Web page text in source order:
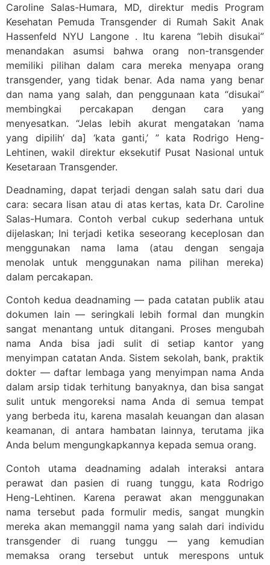
Caroline Salas-Humara, MD, direktur medis Program
Kesehatan Pemuda Transgender di Rumah Sakit Anak
Hassenfeld NYU Langone . Itu karena “lebih disukai”
menandakan asumsi bahwa orang non-transgender
memiliki pilihan dalam cara mereka menyapa orang
transgender, yang tidak benar. Ada nama yang benar
dan nama yang salah, dan penggunaan kata “disukai”
membingkai percakapan dengan cara yang
menyesatkan. “Jelas lebih akurat mengatakan ‘nama
yang dipilih’ da] ‘kata ganti,’ ” kata Rodrigo Heng-
Lehtinen, wakil direktur eksekutif Pusat Nasional untuk
Kesetaraan Transgender.
Deadnaming, dapat terjadi dengan salah satu dari dua
cara: secara lisan atau di atas kertas, kata Dr. Caroline
Salas-Humara. Contoh verbal cukup sederhana untuk
dijelaskan; Ini terjadi ketika seseorang keceplosan dan
menggunakan nama lama (atau dengan sengaja
menolak untuk menggunakan nama pilihan mereka)
dalam percakapan.
Contoh kedua deadnaming — pada catatan publik atau
dokumen lain — seringkali lebih formal dan mungkin
sangat menantang untuk ditangani. Proses mengubah
nama Anda bisa jadi sulit di setiap kantor yang
menyimpan catatan Anda. Sistem sekolah, bank, praktik
dokter — daftar lembaga yang menyimpan nama Anda
dalam arsip tidak terhitung banyaknya, dan bisa sangat
sulit untuk mengoreksi nama Anda di semua tempat
yang berbeda itu, karena masalah keuangan dan alasan
keamanan, di antara hambatan lainnya, terutama jika
Anda belum mengungkapkannya kepada semua orang.
Contoh utama deadnaming adalah interaksi antara
perawat dan pasien di ruang tunggu, kata Rodrigo
Heng-Lehtinen. Karena perawat akan menggunakan
nama tersebut pada formulir medis, sangat mungkin
mereka akan memanggil nama yang salah dari individu
transgender di ruang tunggu — yang kemudian
memaksa orang tersebut untuk merespons untuk